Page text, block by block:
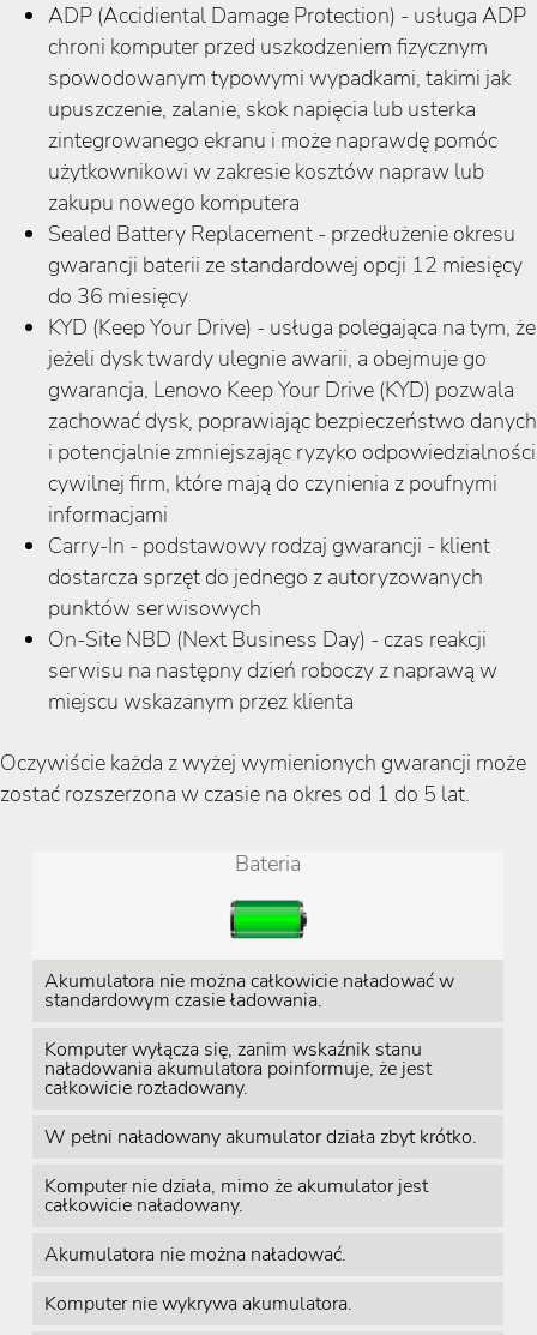
ADP (Accidiental Damage Protection) - usługa ADP
chroni komputer przed uszkodzeniem fizycznym
spowodowanym typowymi wypadkami, takimi jak
upuszczenie, zalanie, skok napięcia lub usterka
zintegrowanego ekranu i może naprawdę pomóc
użytkownikowi w zakresie kosztów napraw lub
zakupu nowego komputera
Sealed Battery Replacement - przedłużenie okresu
gwarancji baterii ze standardowej opcji 12 miesięcy
do 36 miesięcy
KYD (Keep Your Drive) - usługa polegająca na tym, że
jeżeli dysk twardy ulegnie awarii, a obejmuje go
gwarancja, Lenovo Keep Your Drive (KYD) pozwala
zachować dysk, poprawiając bezpieczeństwo danych
i potencjalnie zmniejszając ryzyko odpowiedzialności
cywilnej firm, które mają do czynienia z poufnymi
informacjami
Carry-In - podstawowy rodzaj gwarancji - klient
dostarcza sprzęt do jednego z autoryzowanych
punktów serwisowych
On-Site NBD (Next Business Day) - czas reakcji
serwisu na następny dzień roboczy z naprawą w
miejscu wskazanym przez klienta
Oczywiście każda z wyżej wymienionych gwarancji może
zostać rozszerzona w czasie na okres od 1 do 5 lat.
Bateria
Akumulatora nie można całkowicie naładować w
standardowym czasie ładowania.
Komputer wyłącza się, zanim wskaźnik stanu
naładowania akumulatora poinformuje, że jest
całkowicie rozładowany.
W pełni naładowany akumulator działa zbyt krótko.
Komputer nie działa, mimo że akumulator jest
całkowicie naładowany.
Akumulatora nie można naładować.
Komputer nie wykrywa akumulatora.